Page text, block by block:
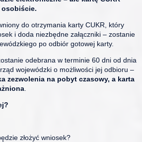
osobiście.
do otrzymania karty CUKR, który
i doda niezbędne załączniki – zostanie
po odbiór gotowej karty.
odebrana w terminie 60 dni od dnia
wojewódzki o możliwości jej odbioru –
zezwolenia na pobyt czasowy, a karta
złożyć wniosek?